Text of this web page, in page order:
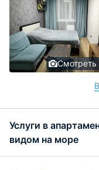
Смотреть
Услуги в
видом на море